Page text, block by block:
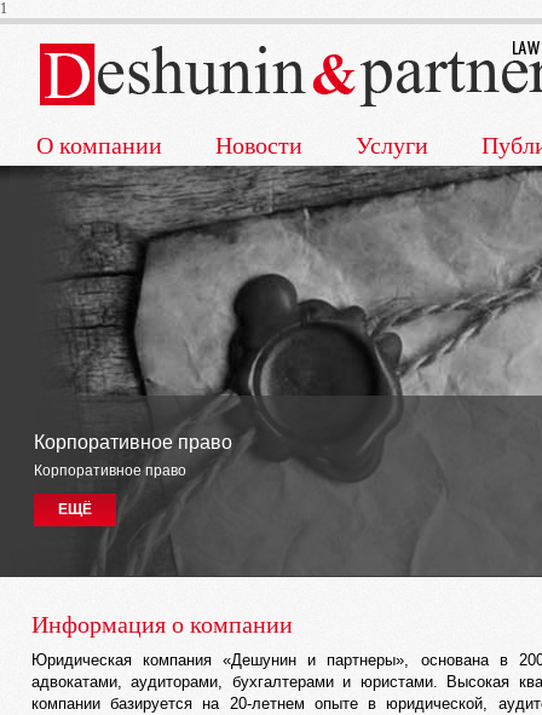
1
О компании Новости Услуги
Корпоративное право
Корпоративное право
ЕЩЁ
Информация о компании
Юридическая компания «Дешунин и партнеры», основана в
адвокатами, аудиторами, бухгалтерами и юристами. Высокая
компании базируется на 20-летнем опыте в юридической,